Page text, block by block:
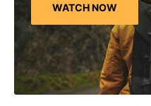
WATCH NOW